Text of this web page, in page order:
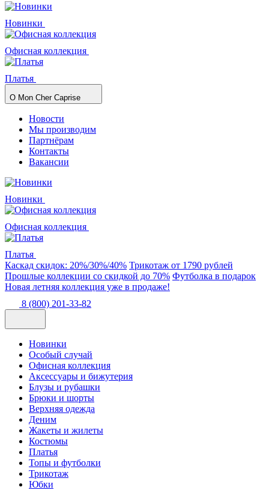
Новинки
Офисная коллекция
Платья
О Mon Cher Caprise
Новости
Мы производим
Партнёрам
Контакты
Вакансии
Новинки
Офисная коллекция
Платья
Каскад скидок: 20%/30%/40% Трикотаж от 1790 рублей
Прошлые коллекции со скидкой до 70% Футболка в подарок
Новая летняя коллекция уже в продаже!
8 (800) 201-33-82
Новинки
Особый случай
Офисная коллекция
Аксессуары и бижутерия
Блузы и рубашки
Брюки и шорты
Верхняя одежда
Деним
Жакеты и жилеты
Костюмы
Платья
Топы и футболки
Трикотаж
Юбки